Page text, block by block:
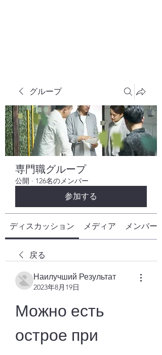
グループ
専門職グループ
公開 · 126名のメンバー
参加する
ディスカッション メディア メンバー
戻る
Наилучший Результат
2023年8月19日
Можно есть
острое при